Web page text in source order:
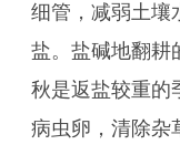
细管，减弱土壤
盐。盐碱地翻耕
秋是返盐较重的
病虫卵，清除杂